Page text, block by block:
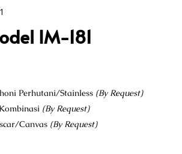
IM-181
Perhutani/Stainless (By Request)
(By Request)
Canvas (By Request)